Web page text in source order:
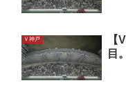
Ｖ神戸
目